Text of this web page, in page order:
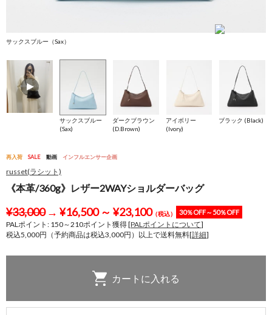
サックスブルー（Sax）
サックスブルー
(Sax)
ダークブラウン
(D.Brown)
アイボリー
(Ivory)
ブラック (Black)
再入荷 SALE 動画 インフルエンサー企画
russet(ラシット)
《本革/360g》レザー2WAYショルダーバッグ
¥33,000→ ¥16,500～ ¥23,100（税込） 30％OFF～50％OFF
PALポイント: 150～210ポイント獲得 [PALポイントについて]
税込5,000円（予約商品は税込3,000円）以上で送料無料[詳細]